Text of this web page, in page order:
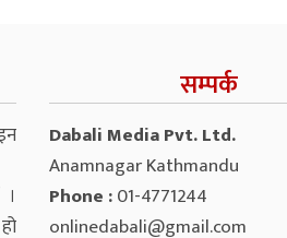
सम्पर्क
Dabali Media Pvt. Ltd.
Anamnagar Kathmandu
Phone :01-4771244
onlinedabali@gmail.com